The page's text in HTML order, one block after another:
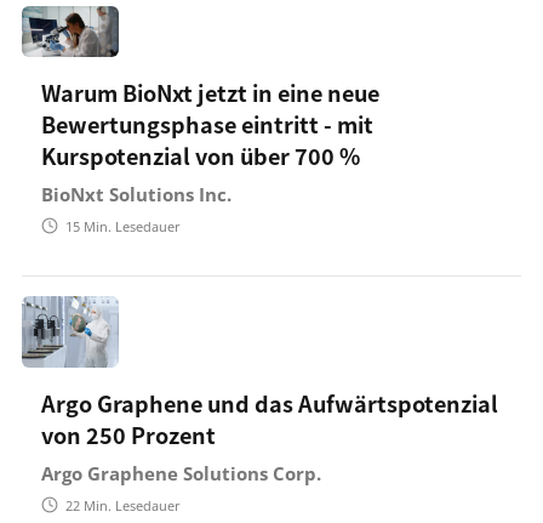
Warum BioNxt jetzt in eine neue
Bewertungsphase eintritt - mit
Kurspotenzial von über 700 %
BioNxt Solutions Inc.
15 Min. Lesedauer
Argo Graphene und das Aufwärtspotenzial
von 250 Prozent
Argo Graphene Solutions Corp.
22 Min. Lesedauer